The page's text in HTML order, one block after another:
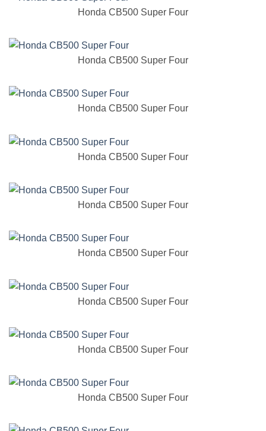
Honda CB500 Super Four
Honda CB500 Super Four
Honda CB500 Super Four
Honda CB500 Super Four
Honda CB500 Super Four
Honda CB500 Super Four
Honda CB500 Super Four
Honda CB500 Super Four
Honda CB500 Super Four